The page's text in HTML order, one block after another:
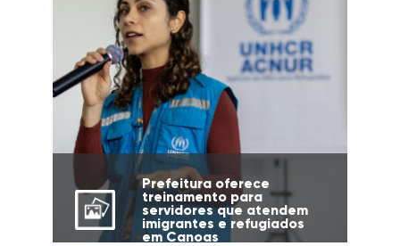
Prefeitura oferece
treinamento para
servidores que atendem
imigrantes e refugiados
em Canoas